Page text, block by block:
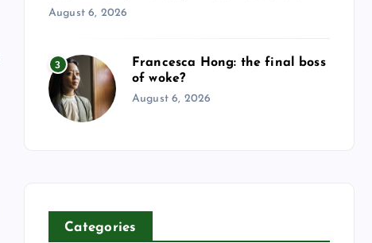
August 6, 2026
3
Francesca Hong: the final boss
of woke?
August 6, 2026
Categories